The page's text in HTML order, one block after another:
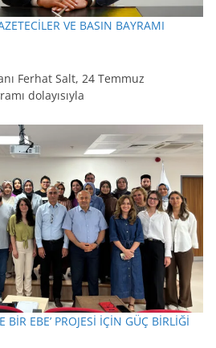
VE BASIN BAYRAMI
Ferhat Salt, 24 Temmuz
dolayısıyla
BİR EBE’ PROJESİ İÇİN GÜÇ BİRLİĞİ